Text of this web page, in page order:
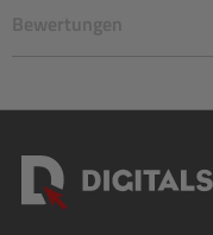
Bewertungen